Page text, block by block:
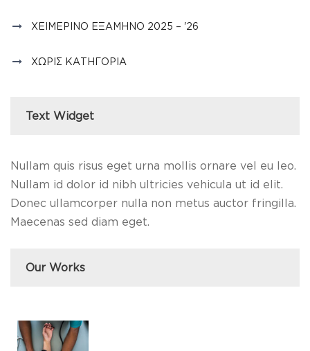
ΧΕΙΜΕΡΙΝΌ ΕΞΆΜΗΝΟ 2025 – '26
ΧΩΡΊΣ ΚΑΤΗΓΟΡΊΑ
Text Widget
Nullam quis risus eget urna mollis ornare vel eu leo.
Nullam id dolor id nibh ultricies vehicula ut id elit.
Donec ullamcorper nulla non metus auctor fringilla.
Maecenas sed diam eget.
Our Works